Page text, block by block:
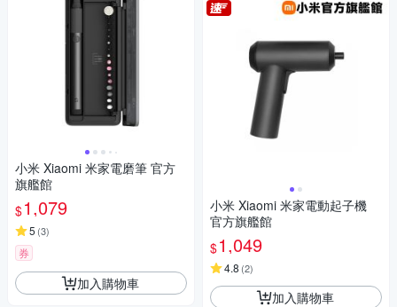
小米 Xiaomi 米家電磨筆 官方
旗艦館
$1,079
5 (3)
券
加入購物車
小米 Xiaomi 米家電動起子機
官方旗艦館
$1,049
4.8 (2)
加入購物車